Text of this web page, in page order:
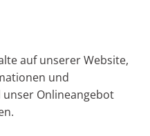
auf unserer Website,
und
Onlineangebot
auch
das Leben
Sie unseren